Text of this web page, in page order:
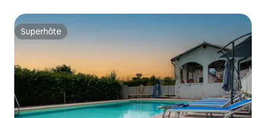
Superhôte
Superhôte